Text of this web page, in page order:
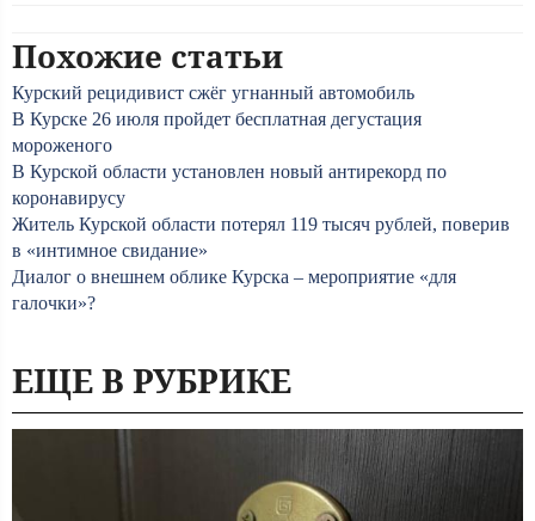
Похожие статьи
Курский рецидивист сжёг угнанный автомобиль
В Курске 26 июля пройдет бесплатная дегустация
мороженого
В Курской области установлен новый антирекорд по
коронавирусу
Житель Курской области потерял 119 тысяч рублей, поверив
в «интимное свидание»
Диалог о внешнем облике Курска – мероприятие «для
галочки»?
ЕЩЕ В РУБРИКЕ